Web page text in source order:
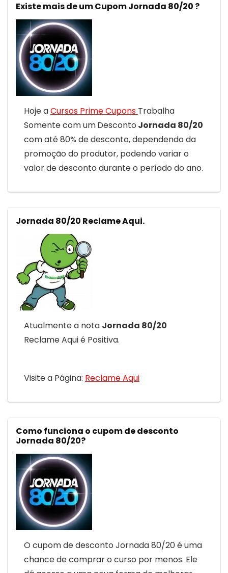
Existe mais de um Cupom Jornada 80/20 ?
Hoje aCursos Prime Cupons Trabalha
Somente com umDesconto Jornada 80/20
com até 80% de desconto, dependendo da
promoção do produtor, podendo variar o
valor de desconto durante o período do ano.
Jornada 80/20 Reclame Aqui.
Atualmente a nota Jornada 80/20
Reclame Aqui é Positiva.
Visite a Página: Reclame Aqui
Como funciona o cupom de desconto
Jornada 80/20?
O cupom de desconto Jornada 80/20 é uma
chance de comprar o curso por menos. Ele